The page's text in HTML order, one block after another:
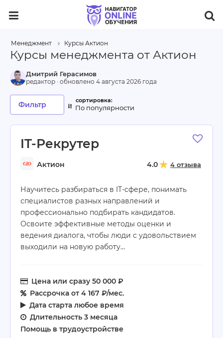
Менеджмент Курсы Актион
Курсы менеджмента от Актион
IT-Рекрутер
Актион 4 отзыва
4.0
Научитесь разбираться в IT-сфере, понимать
специалистов разных направлений и
профессионально подбирать кандидатов.
Освоите эффективные методы оценки и
ведения диалога, чтобы люди с удовольствием
выходили на новую работу…
Цена или сразу 50 000 ₽
Рассрочка от 4 167 ₽/мес.
Дата старта любое время
Длительность 3 месяца
Помощь в трудоустройстве
Дмитрий Герасимов
редактор · обновлено 4 августа 2026 года
Фильтр По популярности